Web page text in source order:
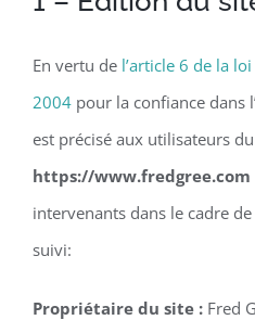
En vertu de l’article 6 de la
2004pour la confiance dans
est précisé aux utilisateurs
https://www.fredgree.com
intervenants dans le cadre
suivi:
Propriétaire du site : Fred